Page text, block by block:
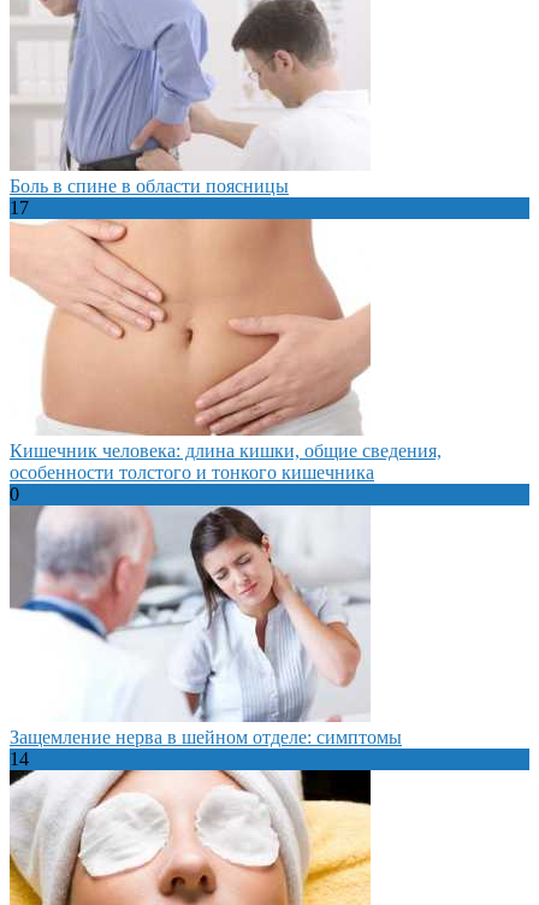
Боль в спине в области поясницы
17
Кишечник человека: длина кишки, общие сведения,
особенности толстого и тонкого кишечника
0
Защемление нерва в шейном отделе: симптомы
14